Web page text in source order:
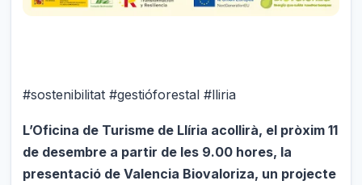
#sostenibilitat #gestióforestal #lliria
L’Oficina de Turisme de Llíria acollirà, el pròxim 11
de desembre a partir de les 9.00 hores, la
presentació de Valencia Biovaloriza, un projecte